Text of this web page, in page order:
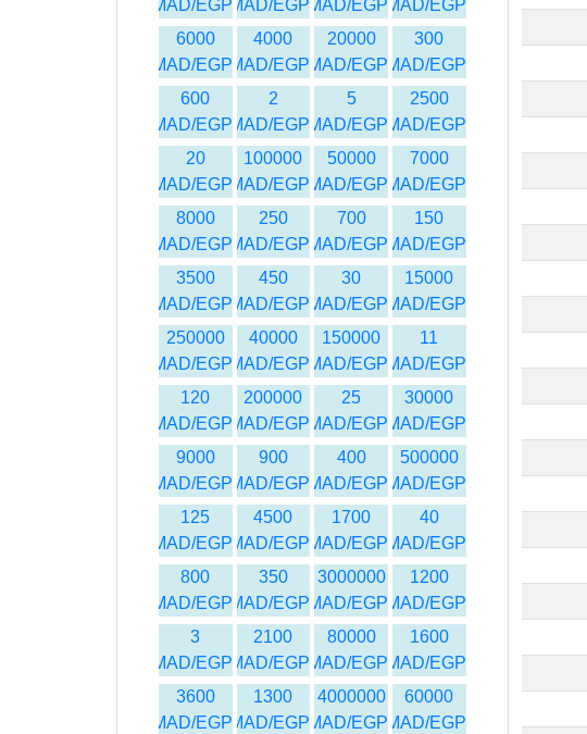
MAD/EGP
MAD/EGP
MAD/EGP
MAD/EGP
300
MAD/EGP
20000
MAD/EGP
4000
MAD/EGP
6000
MAD/EGP
2500
MAD/EGP
5
MAD/EGP
2
MAD/EGP
600
MAD/EGP
7000
MAD/EGP
50000
MAD/EGP
100000
MAD/EGP
20
MAD/EGP
150
MAD/EGP
700
MAD/EGP
250
MAD/EGP
8000
MAD/EGP
15000
MAD/EGP
30
MAD/EGP
450
MAD/EGP
3500
MAD/EGP
11
MAD/EGP
150000
MAD/EGP
40000
MAD/EGP
250000
MAD/EGP
30000
MAD/EGP
25
MAD/EGP
200000
MAD/EGP
120
MAD/EGP
500000
MAD/EGP
400
MAD/EGP
900
MAD/EGP
9000
MAD/EGP
40
MAD/EGP
1700
MAD/EGP
4500
MAD/EGP
125
MAD/EGP
1200
MAD/EGP
3000000
MAD/EGP
350
MAD/EGP
800
MAD/EGP
1600
MAD/EGP
80000
MAD/EGP
2100
MAD/EGP
3
MAD/EGP
60000
MAD/EGP
4000000
MAD/EGP
1300
MAD/EGP
3600
MAD/EGP